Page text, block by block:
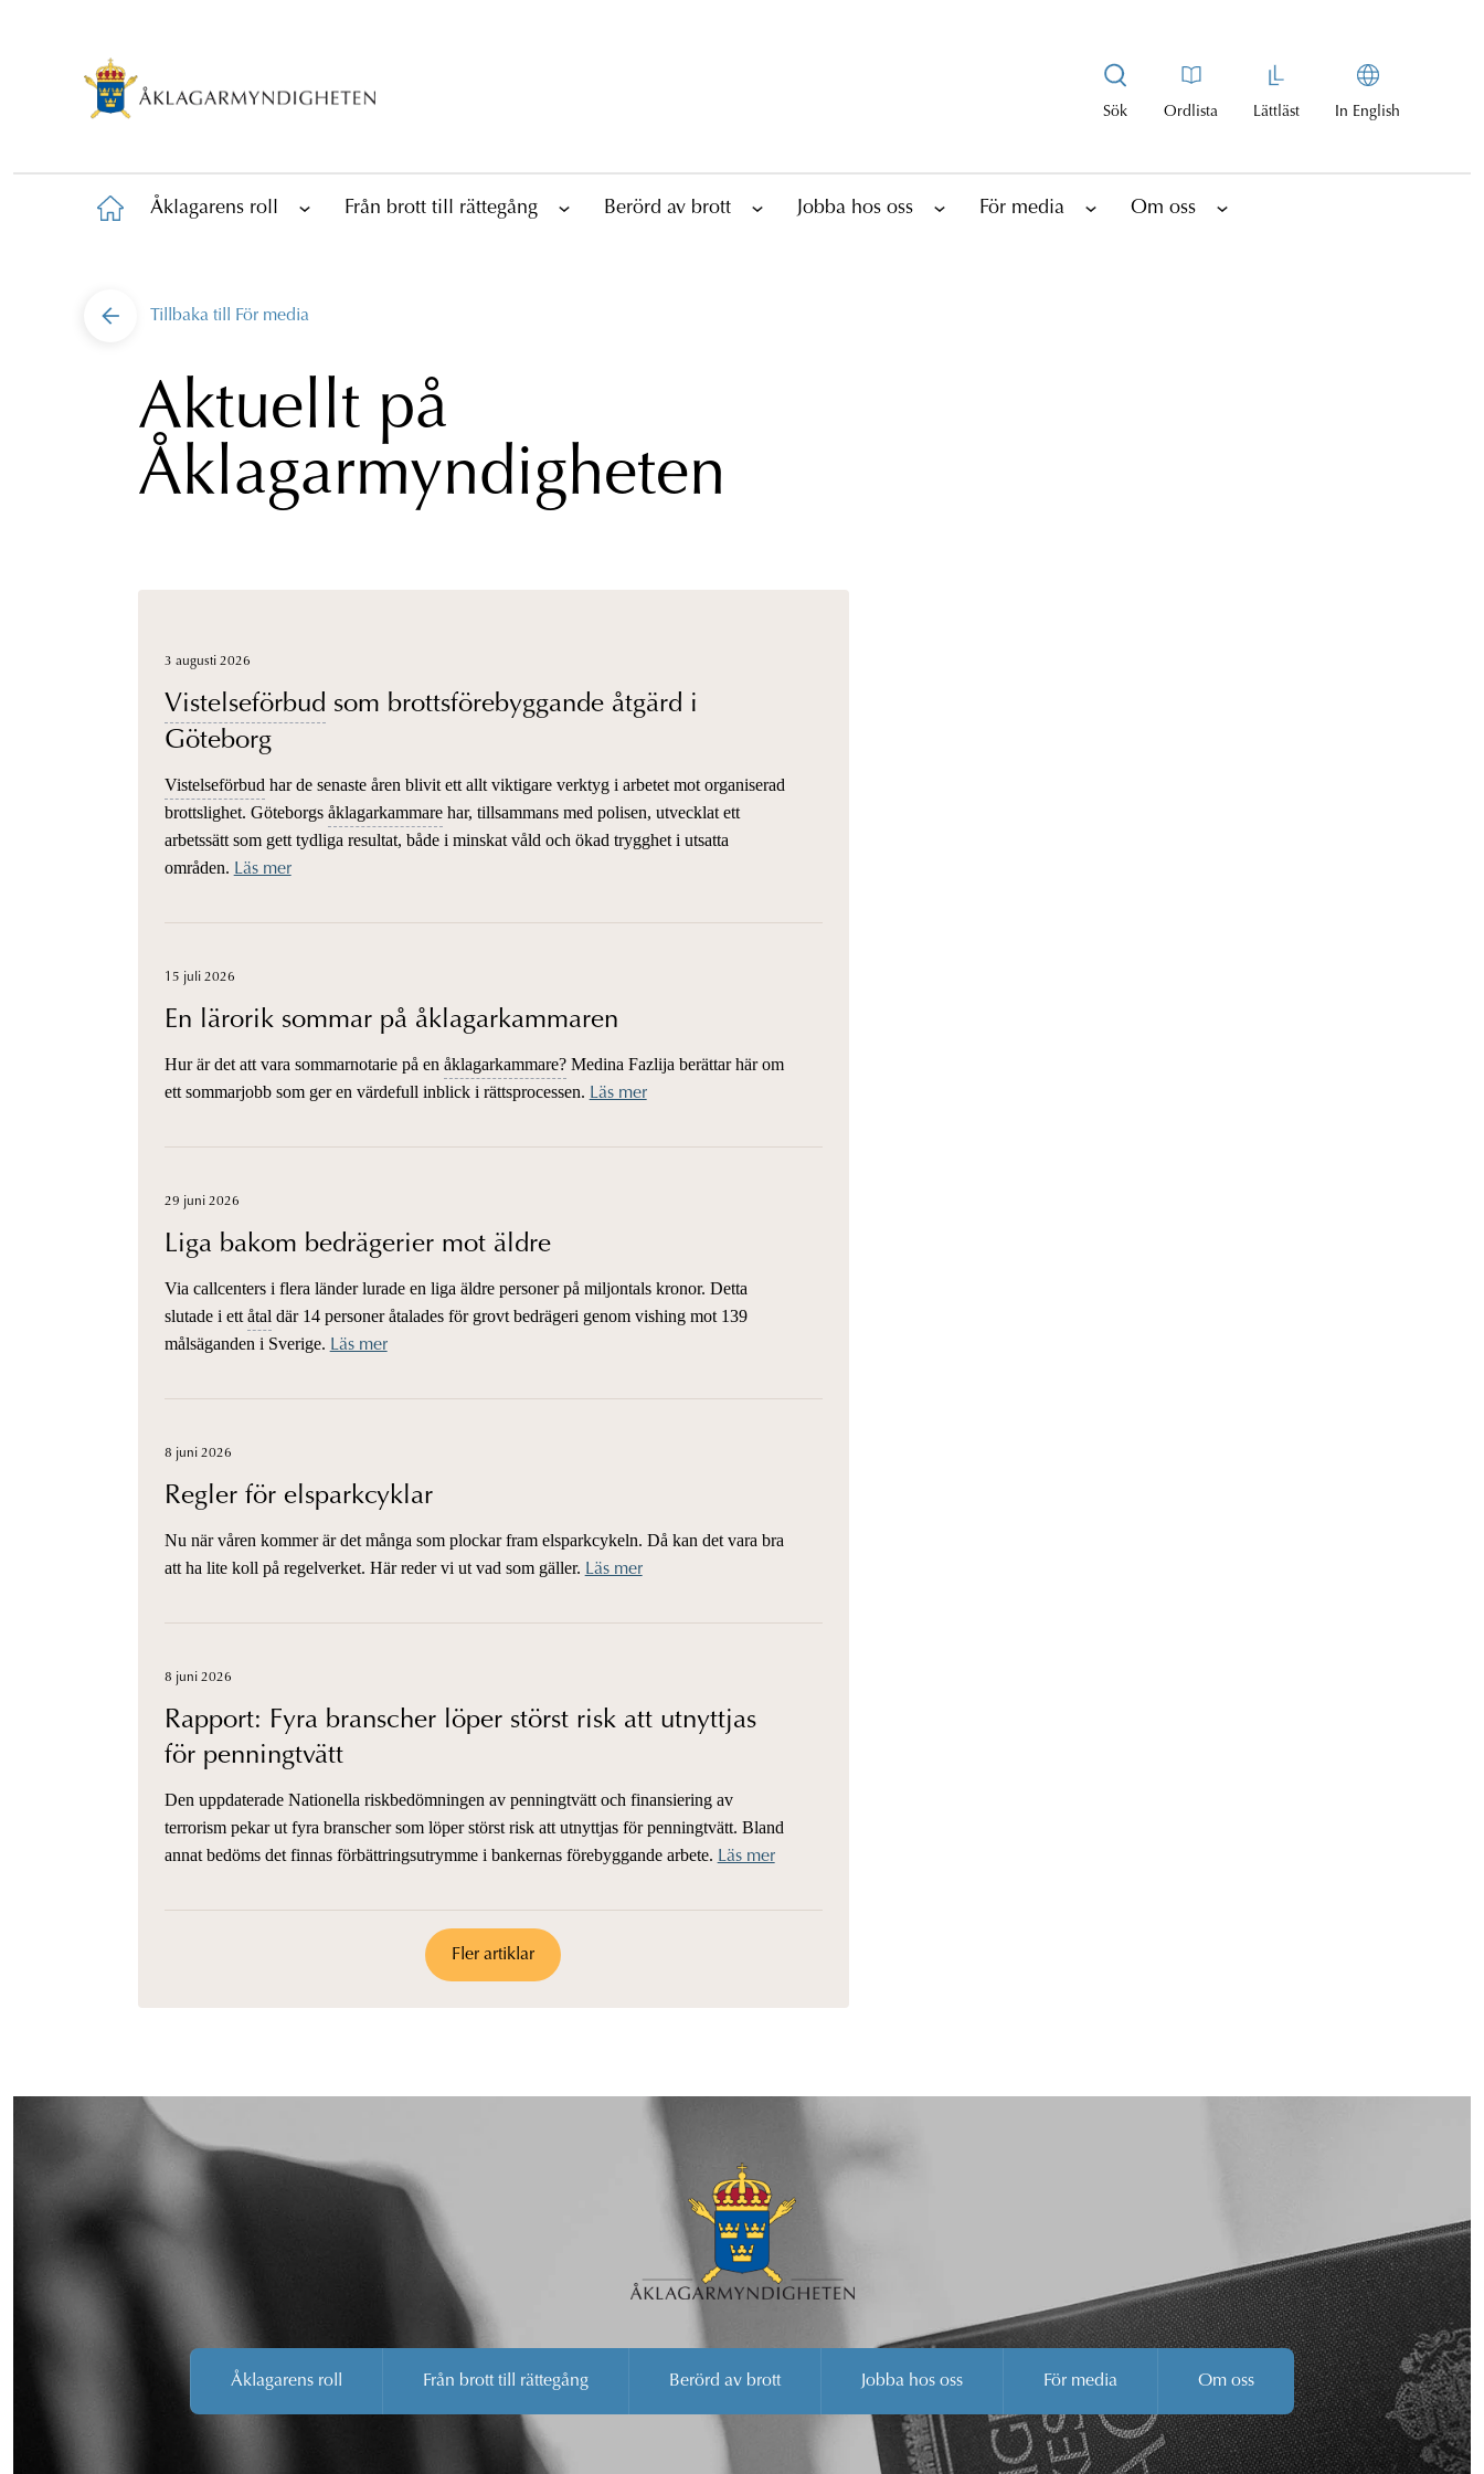
Sök Ordlista Lättläst In English
Åklagarens roll Från brott till rättegång Berörd av brott Jobba hos oss För media Om oss
Tillbaka till För media
Aktuellt på
Åklagarmyndigheten
3 augusti 2026
Vistelseförbud
Göteborg
Vistelseförbud har de senaste åren blivit ett allt viktigare verktyg i arbetet mot organiserad
brottslighet. Göteborgs åklagarkammarehar, tillsammans med polisen, utvecklat ett
arbetssätt som gett tydliga resultat, både i minskat våld och ökad trygghet i utsatta
områden. Läs mer
15 juli 2026
En lärorik sommar på åklagarkammaren
Hur är det att vara sommarnotarie på en åklagarkammare?Medina Fazlija berättar här om
ett sommarjobb som ger en värdefull inblick i rättsprocessen. Läs mer
29 juni 2026
Liga bakom bedrägerier mot äldre
Via callcenters i flera länder lurade en liga äldre personer på miljontals kronor. Detta
slutade i ett åtal där 14 personer åtalades för grovt bedrägeri genom vishing mot 139
målsäganden i Sverige. Läs mer
8 juni 2026
Regler för elsparkcyklar
Nu när våren kommer är det många som plockar fram elsparkcykeln. Då kan det vara bra
att ha lite koll på regelverket. Här reder vi ut vad som gäller. Läs mer
8 juni 2026
Rapport: Fyra branscher löper störst risk att utnyttjas
för penningtvätt
Den uppdaterade Nationella riskbedömningen av penningtvätt och finansiering av
terrorism pekar ut fyra branscher som löper störst risk att utnyttjas för penningtvätt. Bland
annat bedöms det finnas förbättringsutrymme i bankernas förebyggande arbete. Läs mer
Fler artiklar
Åklagarens roll Från brott till rättegång Berörd av brott Jobba hos oss För media Om oss